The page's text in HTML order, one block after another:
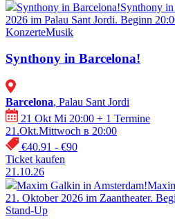
Synthony in Barcelona!Synthony
2026 im Palau Sant Jordi. Beginn
KonzerteMusik
Synthony in Barcelona!
Barcelona, Palau Sant Jordi
21 Okt Mi 20:00 + 1 Termine
21.Okt.Mittwoch в 20:00
€40.91 - €90
Ticket kaufen
21.10.26
Maxim Galkin in Amsterdam!
21. Oktober 2026 im Zaantheater.
Stand-Up